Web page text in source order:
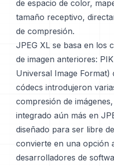
de espacio de color,
tamaño receptivo,
de compresión.
JPEG XL se basa en los
de imagen anteriores:
Universal Image Format)
códecs introdujeron
compresión de
integrado aún más en
diseñado para ser libre
convierte en una opción
desarrolladores de